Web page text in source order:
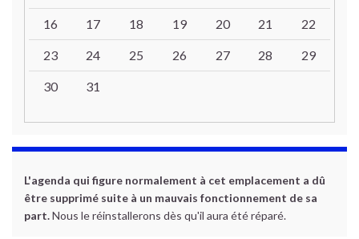
16 17 18 19 20 21 22
23 24 25 26 27 28 29
30 31
L'agenda qui figure normalement à cet emplacement a dû
être supprimé suite à un mauvais fonctionnement de sa
part.Nous le réinstallerons dès qu'il aura été réparé.